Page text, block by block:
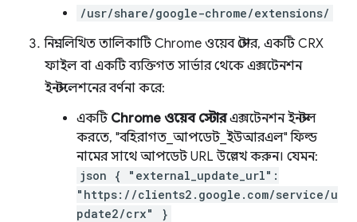
/usr/share/google-chrome/extensions/
নিম্নলিখিত তালিকাটি Chrome ওয়েব স্টোর, একটি CRX
ফাইল বা একটি ব্যক্তিগত সার্ভার থেকে এক্সটেনশন
ইনস্টলেশনের বর্ণনা করে:
একটি Chrome ওয়েব স্টোরএক্সটেনশন ইনস্টল
করতে, "বহিরাগত_আপডেট_ইউআরএল" ফিল্ড
নামের সাথে আপডেট URL উল্লেখ করুন। যেমন:
json { "external_update_url":
"https://clients2.google.com/service/u
pdate2/crx" }